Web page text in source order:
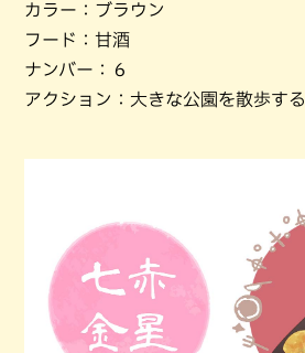
カラー：ブラウン
フード：甘酒
ナンバー：６
アクション：大きな公園を散歩する